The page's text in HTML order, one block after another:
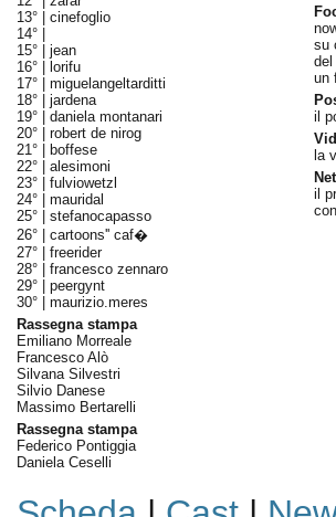
13° | cinefoglio
14° |
15° | jean
16° |
lorifu
17° | miguelangeltarditti
18° | jardena
19° | daniela montanari
20° | robert de nirog
21° |
boffese
22° | alesimoni
23° | fulviowetzl
24° | mauridal
25° | stefanocapasso
26° | cartoons'' caf�
27° | freerider
28° | francesco zennaro
29° | peergynt
30° | maurizio.meres
Rassegna stampa
Emiliano Morreale
Francesco Alò
Silvana Silvestri
Silvio Danese
Massimo Bertarelli
Rassegna stampa
Federico Pontiggia
Daniela Ceselli
su
del
un
il
la
il